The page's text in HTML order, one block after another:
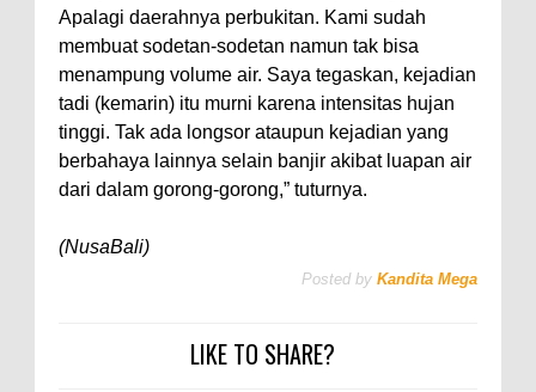
Apalagi daerahnya perbukitan. Kami sudah
membuat sodetan-sodetan namun tak bisa
menampung volume air. Saya tegaskan, kejadian
tadi (kemarin) itu murni karena intensitas hujan
tinggi. Tak ada longsor ataupun kejadian yang
berbahaya lainnya selain banjir akibat luapan air
dari dalam gorong-gorong,” tuturnya.
(NusaBali)
Posted by Kandita Mega
LIKE TO SHARE?